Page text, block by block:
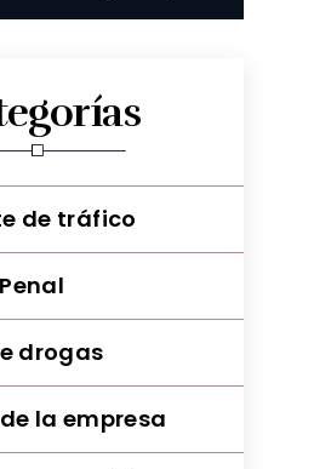
de tráfico
drogas
la empresa